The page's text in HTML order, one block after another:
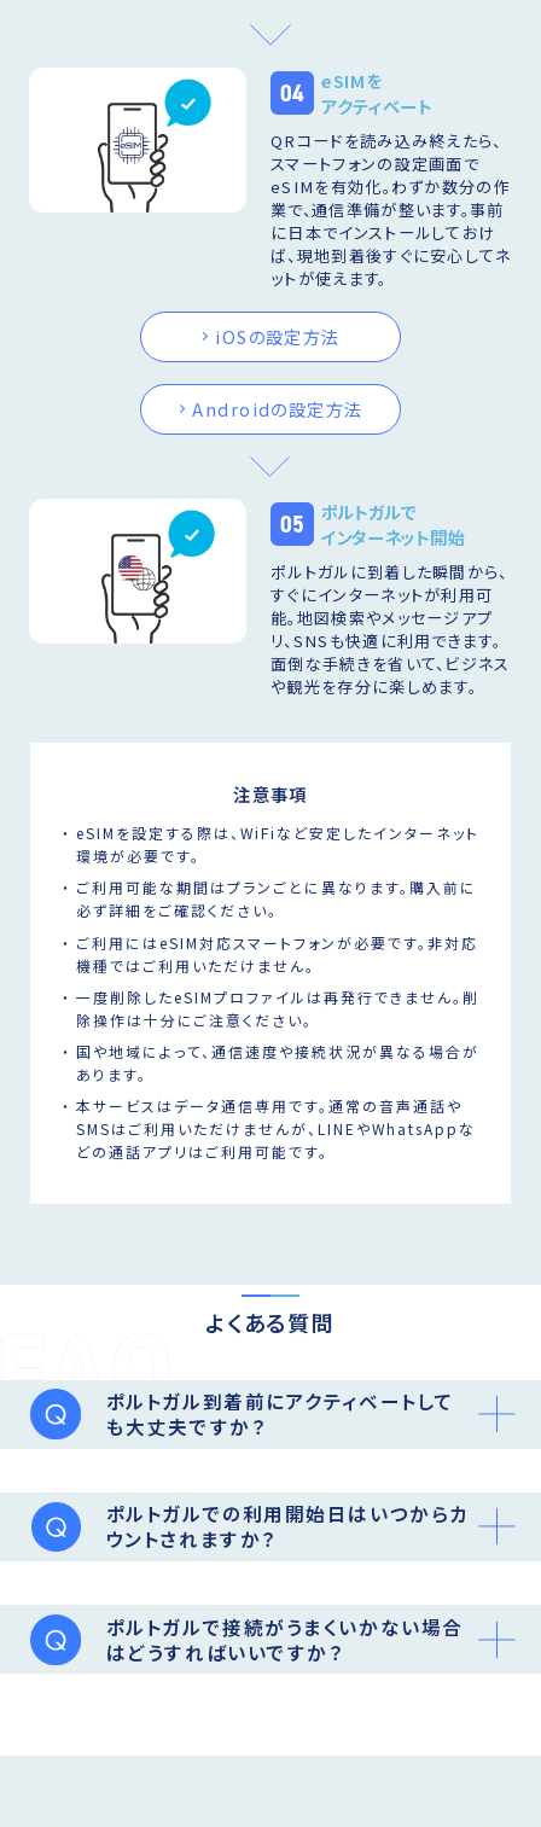
04
eSIMを
アクティベート
QRコードを読み込み終えたら、
スマートフォンの設定画面で
eSIMを有効化。わずか数分の作
業で、通信準備が整います。事前
に日本でインストールしておけ
ば、現地到着後すぐに安心してネ
ットが使えます。
iOSの設定方法
Androidの設定方法
05
ポルトガルで
インターネット開始
ポルトガルに到着した瞬間から、
すぐにインターネットが利用可
能。地図検索やメッセージアプ
リ、SNSも快適に利用できます。
面倒な手続きを省いて、ビジネス
や観光を存分に楽しめます。
注意事項
eSIMを設定する際は、WiFiなど安定したインターネット
環境が必要です。
ご利用可能な期間はプランごとに異なります。購入前に
必ず詳細をご確認ください。
ご利用にはeSIM対応スマートフォンが必要です。非対応
機種ではご利用いただけません。
一度削除したeSIMプロファイルは再発行できません。削
除操作は十分にご注意ください。
国や地域によって、通信速度や接続状況が異なる場合が
あります。
本サービスはデータ通信専用です。通常の音声通話や
SMSはご利用いただけませんが、LINEやWhatsAppな
どの通話アプリはご利用可能です。
よくある質問
ポルトガル到着前にアクティベートして
も大丈夫ですか？
ポルトガルでの利用開始日はいつからカ
ウントされますか？
ポルトガルで接続がうまくいかない場合
はどうすればいいですか？